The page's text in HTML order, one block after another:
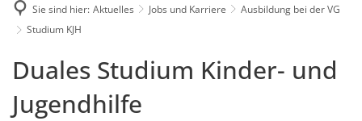
Sie sind hier: Aktuelles Jobs und Karriere
Ausbildung bei der VG
Studium KJH
Studium
KJH
Duales Studium Kinder- und
Jugendhilfe